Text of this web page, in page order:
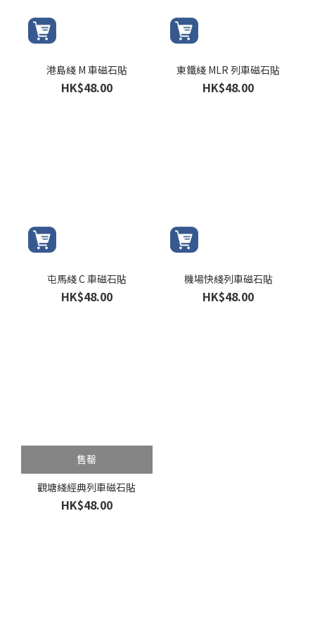
港島綫 M 車磁石貼
HK$48.00
東鐵綫 MLR 列車磁石貼
HK$48.00
屯馬綫 C 車磁石貼
HK$48.00
機場快綫列車磁石貼
HK$48.00
售罄
觀塘綫經典列車磁石貼
HK$48.00